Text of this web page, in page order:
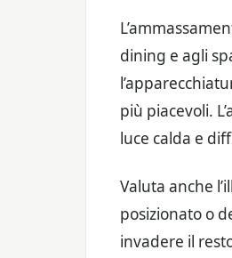
dining e agli
più piacevoli.
luce calda e
Valuta anche
posizionato o
invadere il